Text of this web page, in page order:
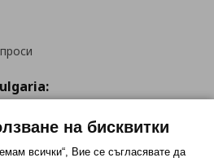
на бисквитки
всички“, Вие се съгласявате да